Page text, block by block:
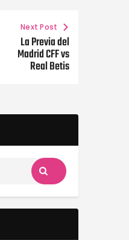
Next Post
La Previa del
Madrid CFF vs
Real Betis